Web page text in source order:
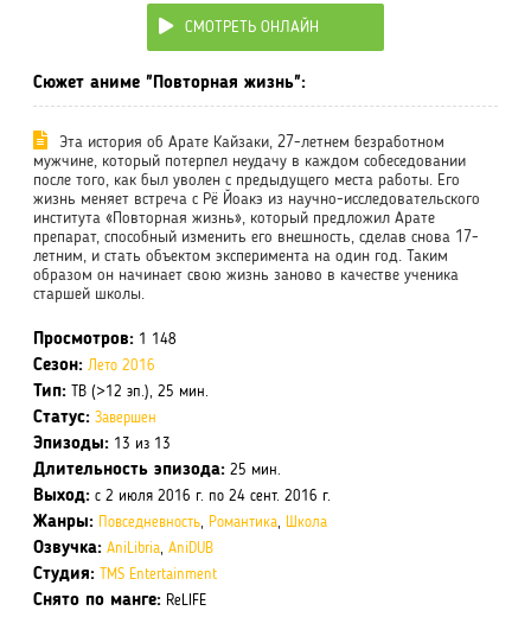
СМОТРЕТЬ ОНЛАЙН
Сюжет аниме "Повторная жизнь":
Эта история об Арате Кайзаки, 27-летнем безработном
мужчине, который потерпел неудачу в каждом собеседовании
после того, как был уволен с предыдущего места работы. Его
жизнь меняет встреча с Рё Йоакэ из научно-исследовательского
института «Повторная жизнь», который предложил Арате
препарат, способный изменить его внешность, сделав снова 17-
летним, и стать объектом эксперимента на один год. Таким
образом он начинает свою жизнь заново в качестве ученика
старшей школы.
Просмотров: 1 148
Сезон: Лето 2016
Тип: ТВ (>12 эп.), 25 мин.
Статус: Завершен
Эпизоды: 13 из 13
Длительность эпизода: 25 мин.
Выход: с 2 июля 2016 г. по 24 сент. 2016 г.
Жанры: Повседневность, Романтика, Школа
Озвучка: AniLibria, AniDUB
Студия: TMS Entertainment
Снято по манге: ReLIFE